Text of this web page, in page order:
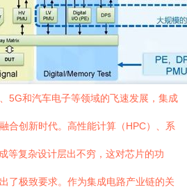
5G和汽车电子等领域的飞速发展，集成
合创新时代。高性能计算（HPC）、系
等复杂设计层出不穷，这对芯片的功
了极致要求。作为集成电路产业链的关